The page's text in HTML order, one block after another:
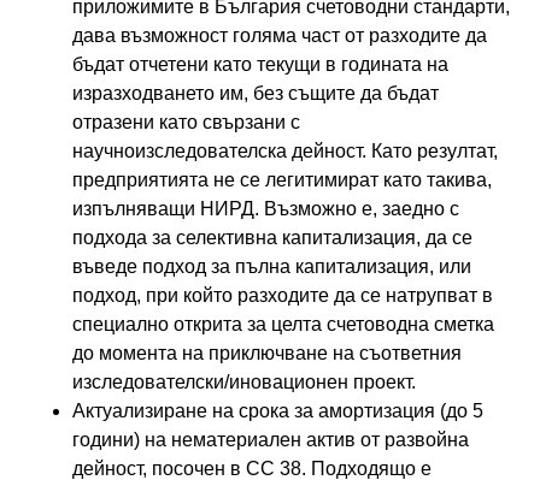
приложимите в България счетоводни стандарти,
дава възможност голяма част от разходите да
бъдат отчетени като текущи в годината на
изразходването им, без същите да бъдат
отразени като свързани с
научноизследователска дейност. Като резултат,
предприятията не се легитимират като такива,
изпълняващи НИРД. Възможно е, заедно с
подхода за селективна капитализация, да се
въведе подход за пълна капитализация, или
подход, при който разходите да се натрупват в
специално открита за целта счетоводна сметка
до момента на приключване на съответния
изследователски/иновационен проект.
Актуализиране на срока за амортизация (до 5
години) на нематериален актив от развойна
дейност, посочен в СС 38. Подходящо е